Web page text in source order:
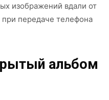
изображений вдали от
при передаче телефона
альбом